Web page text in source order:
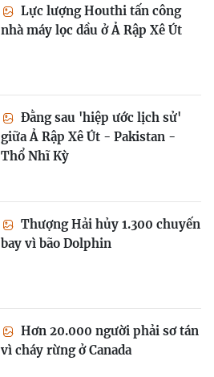
Lực lượng Houthi tấn công
nhà máy lọc dầu ở Ả Rập Xê Út
Đằng sau 'hiệp ước lịch sử'
giữa Ả Rập Xê Út - Pakistan -
Thổ Nhĩ Kỳ
Thượng Hải hủy 1.300 chuyến
bay vì bão Dolphin
Hơn 20.000 người phải sơ tán
vì cháy rừng ở Canada